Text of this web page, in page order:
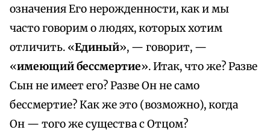
означения Его нерожденности, как и мы
часто говорим о людях, которых хотим
отличить. «Единый», — говорит, —
«имеющий бессмертие». Итак, что же? Разве
Сын не имеет его? Разве Он не само
бессмертие? Как же это (возможно), когда
Он — того же существа с Отцом?